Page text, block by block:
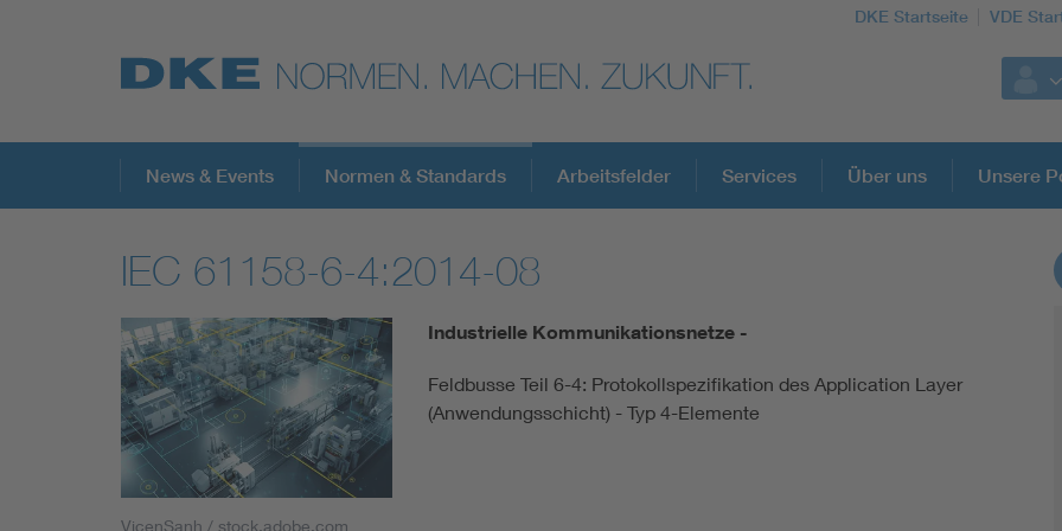
DKE Startseite VDE
Top-Themen
VDE Fokusthemen
Digital Security
Energy
Health
DKE Fachinformationen im Kontext der
Circular Economy für mehr Ressourceneffizienz
News & Events Normen & Standards Arbeitsfelder Services Über uns Unsere
IEC 61158-6-4:2014-08
VicenSanh / stock.adobe.com
Industrielle Kommunikationsnetze -
Feldbusse Teil 6-4: Protokollspezifikation des Application Layer
(Anwendungsschicht) - Typ 4-Elemente